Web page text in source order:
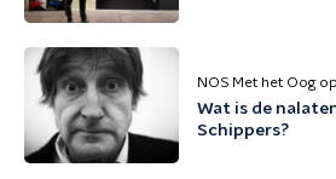
NOS Met het Oog
Wat is de
Schippers?